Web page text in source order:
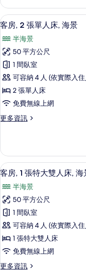
特
大
雙
人
床
的
所
有
相
政
套
房,
張
特
大
雙
人
床
的
詳
顯
示
客
房,
2
張
單
人
床,
景
的
所
有
相
片
5
客房, 2 張單人床, 海景
半海景
50 平方公尺
1 間臥室
可容納 4 人 (依實際入
2 張單人床
免費無線上網
更多資訊
更
2
張
單
床,
海
景
的
詳
情
顯
示
客
房,
張
特
大
6
客房, 1 張特大雙人床, 海
半海景
50 平方公尺
1 間臥室
可容納 4 人 (依實際入
1 張特大雙人床
免費無線上網
更多資訊
更